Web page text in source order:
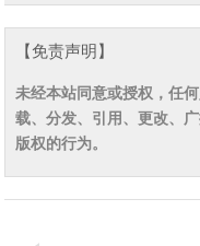
【免责声明】
未经本站同意或授权，任
载、分发、引用、更改、
版权的行为。